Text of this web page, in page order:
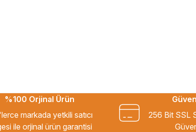
ederim.
%100 Orjinal Ürün
markada yetkili satıcı
ile orjinal ürün garantisi
256 Bit SSL